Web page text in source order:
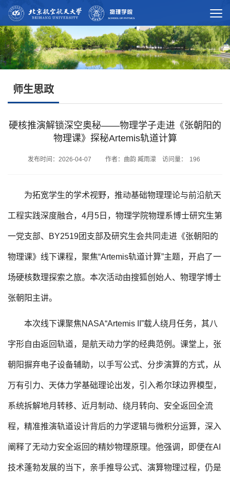
师生思政
硬核推演解锁深空奥秘——物理学子走进《张朝阳的
物理课》探秘Artemis轨道计算
发布时间：2026-04-07 作者：曲韵 臧雨濛 访问量： 196
为拓宽学生的学术视野，推动基础物理理论与前沿航天
工程实践深度融合，4月5日，物理学院物理系博士研究生第
一党支部、BY2519团支部及研究生会共同走进《张朝阳的
物理课》线下课程，聚焦“Artemis轨道计算”主题，开启了一
场硬核数理探索之旅。本次活动由搜狐创始人、物理学博士
张朝阳主讲。
本次线下课聚焦NASA“Artemis II”载人绕月任务，其八
字形自由返回轨道，是航天动力学的经典范例。课堂上，张
朝阳摒弃电子设备辅助，以手写公式、分步演算的方式，从
万有引力、天体力学基础理论出发，引入希尔球边界模型，
系统拆解地月转移、近月制动、绕月转向、安全返回全流
程，精准推演轨道设计背后的力学逻辑与微积分运算，深入
阐释了无动力安全返回的精妙物理原理。他强调，即便在AI
技术蓬勃发展的当下，亲手推导公式、演算物理过程，仍是